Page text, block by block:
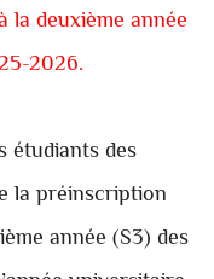
la deuxième année
2026.
étudiants des
la préinscription
année (S3) des